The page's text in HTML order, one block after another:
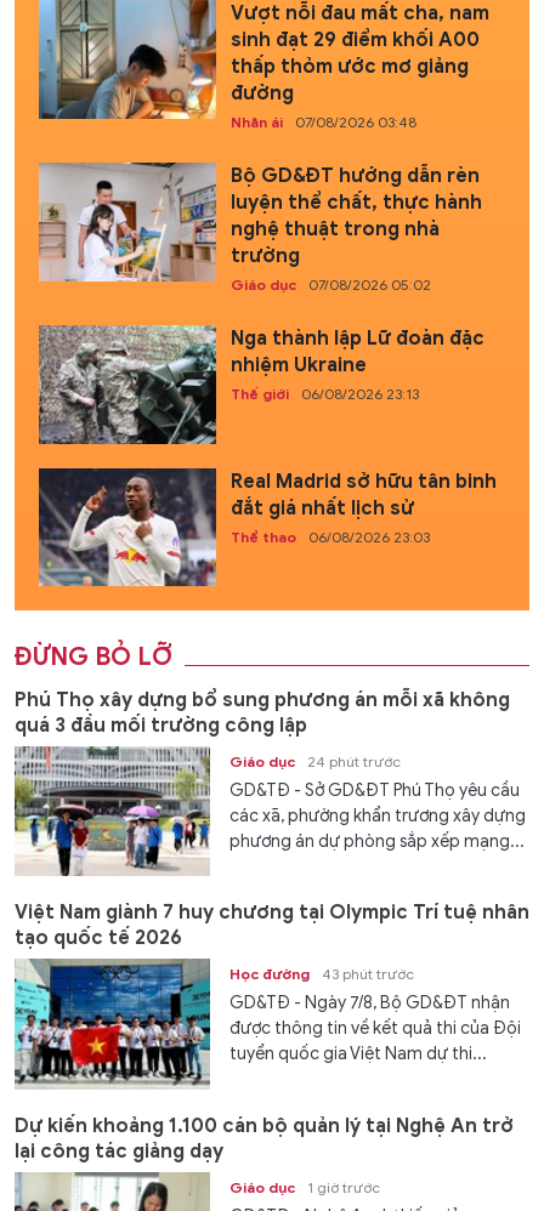
Vượt nỗi đau mất cha, nam
sinh đạt 29 điểm khối A00
thấp thỏm ước mơ giảng
đường
Nhân ái 07/08/2026 03:48
Bộ GD&ĐT hướng dẫn rèn
luyện thể chất, thực hành
nghệ thuật trong nhà
trường
Giáo dục 07/08/2026 05:02
Nga thành lập Lữ đoàn đặc
nhiệm Ukraine
Thế giới 06/08/2026 23:13
Real Madrid sở hữu tân binh
đắt giá nhất lịch sử
Thể thao 06/08/2026 23:03
ĐỪNG BỎ LỠ
Phú Thọ xây dựng bổ sung phương án mỗi xã không
quá 3 đầu mối trường công lập
Giáo dục 24 phút trước
GD&TĐ - Sở GD&ĐT Phú Thọ yêu cầu
các xã, phường khẩn trương xây dựng
phương án dự phòng sắp xếp mạng...
Việt Nam giành 7 huy chương tại Olympic Trí tuệ nhân
tạo quốc tế 2026
Học đường 43 phút trước
GD&TĐ - Ngày 7/8, Bộ GD&ĐT nhận
được thông tin về kết quả thi của Đội
tuyển quốc gia Việt Nam dự thi...
Dự kiến khoảng 1.100 cán bộ quản lý tại Nghệ An trở
lại công tác giảng dạy
Giáo dục 1 giờ trước